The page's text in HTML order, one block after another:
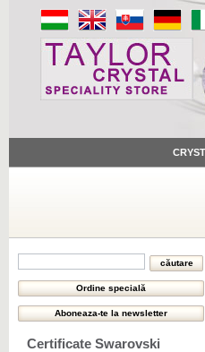
Certificate Swarovski